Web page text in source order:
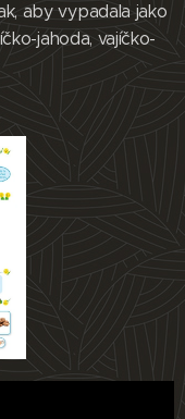
aby vypadala jako
jahoda, vajíčko-